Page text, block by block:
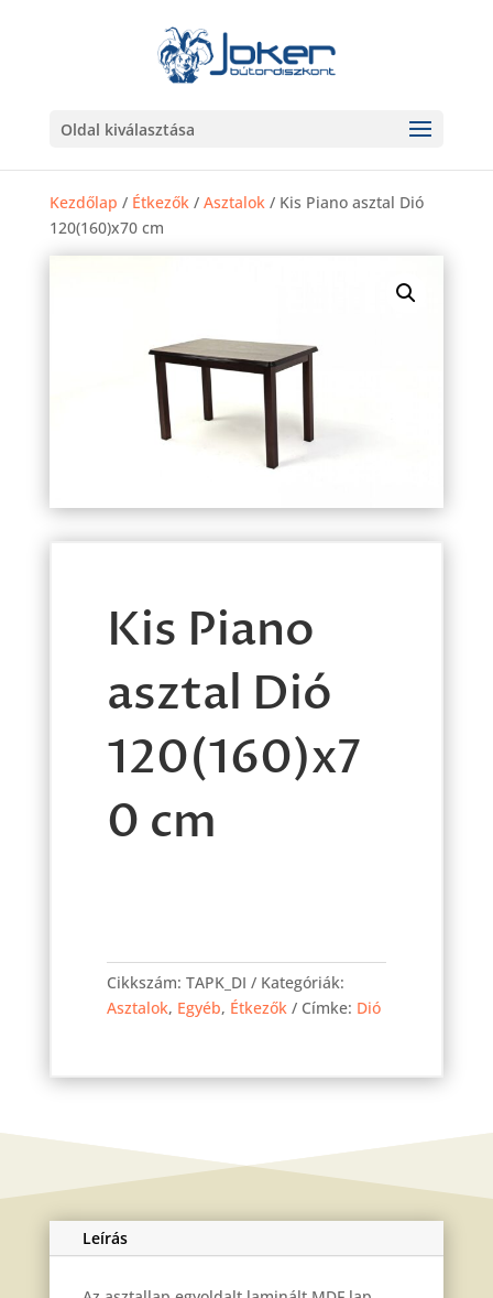
Oldal kiválasztása
Kezdőlap / Étkezők/ Asztalok/ Kis Piano asztal Dió
120(160)x70 cm
Kis Piano
asztal Dió
120(160)x7
0 cm
Piano
asztal
cm
Cikkszám: TAPK_DI
Kategóriák:
Asztalok, Egyéb, Étkezők Címke: Dió
Leírás